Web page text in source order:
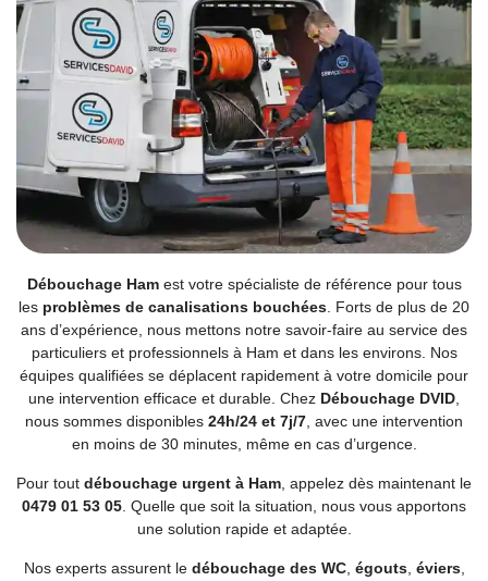
Débouchage Hamest votre spécialiste de référence pour tous
les problèmes de canalisations bouchées. Forts de plus de 20
ans d’expérience, nous mettons notre savoir-faire au service des
particuliers et professionnels à Ham et dans les environs. Nos
équipes qualifiées se déplacent rapidement à votre domicile pour
une intervention efficace et durable. Chez Débouchage DVID,
nous sommes disponibles 24h/24 et 7j/7, avec une intervention
en moins de 30 minutes, même en cas d’urgence.
Pour tout débouchage urgent à Ham, appelez dès maintenant le
0479 01 53 05. Quelle que soit la situation, nous vous apportons
une solution rapide et adaptée.
Nos experts assurent le débouchage des WC, égouts, éviers,